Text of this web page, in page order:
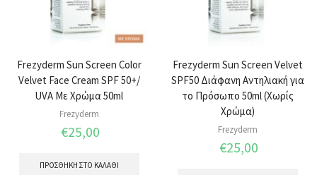
Frezyderm Sun Screen Color
Velvet Face Cream SPF 50+/
UVA Με Χρώμα 50ml
Frezyderm
€25,00
ΠΡΟΣΘΉΚΗ ΣΤΟ ΚΑΛΆΘΙ
Frezyderm Sun Screen Velvet
SPF50 Διάφανη Αντηλιακή για
το Πρόσωπο 50ml (Χωρίς
Χρώμα)
Frezyderm
€25,00